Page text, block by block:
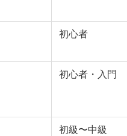
初心者
初心者・入門
初級〜中級